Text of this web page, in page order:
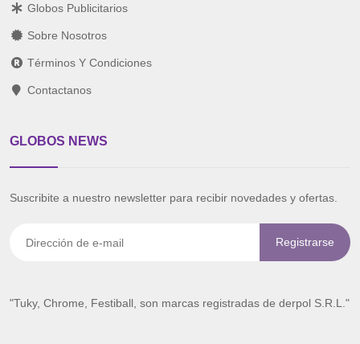
Globos Publicitarios
Sobre Nosotros
Términos Y Condiciones
Contactanos
GLOBOS NEWS
Suscribite a nuestro newsletter para recibir novedades y ofertas.
"Tuky, Chrome, Festiball, son marcas registradas de derpol S.R.L."